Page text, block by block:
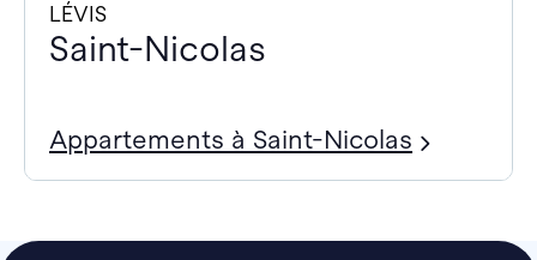
LÉVIS
Saint-Nicolas
Appartements à Saint-Nicolas